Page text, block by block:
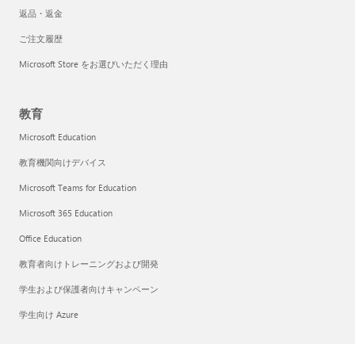
返品・返金
ご注文履歴
Microsoft Store をお選びいただく理由
教育
Microsoft Education
教育機関向けデバイス
Microsoft Teams for Education
Microsoft 365 Education
Office Education
教育者向けトレーニングおよび開発
学生および保護者向けキャンペーン
学生向け Azure